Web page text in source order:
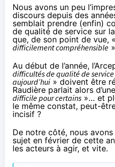
Nous avons un peu
discours depuis des
semblait prendre (enfin)
de qualité de service sur
que, de son point de vue, «
difficilement compréhensible
Au début de l’année,
difficultés de qualité de
aujourd’hui » doivent être
Raudière parlait alors
difficile pour certains »… et
le même constat, peut-
incisif ?
De notre côté, nous
sujet en février de cette
les acteurs à agir, et vite.